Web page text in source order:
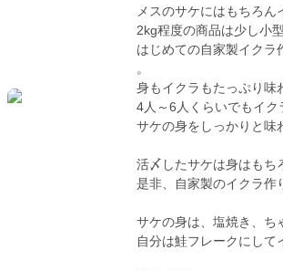
メスのサケにはもちろん
2kg程度の商品は少し小
はじめての自家製イクラ
。
身もイクラもたっぷり味
4人～6人くらいでもイク
サケの身をしっかりと味
活〆したサケは身はもち
是非、自家製のイクラ作
サケの身は、塩焼き、ち
自分は鮭フレークにし